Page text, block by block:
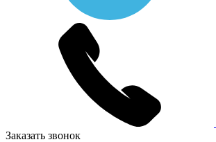
Заказать звонок